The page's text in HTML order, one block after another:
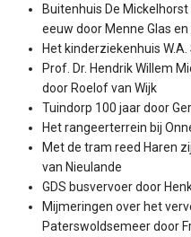
Buitenhuis De
eeuw door Menne Glas
Het kinderziekenhuis
Prof. Dr. Hendrik Willem
door Roelof van Wijk
Tuindorp 100 jaar door
Het rangeerterrein bij
Met de tram reed Haren
van Nieulande
GDS busvervoer door
Mijmeringen over het
Paterswoldsemeer door